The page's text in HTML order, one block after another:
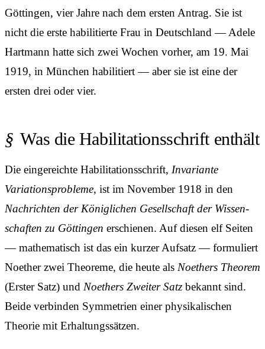
Göttingen, vier Jahre nach dem ersten Antrag. Sie ist
nicht die erste habilitierte Frau in Deutschland — Adele
Hartmann hatte sich zwei Wochen vorher, am 19. Mai
1919, in München habilitiert — aber sie ist eine der
ersten drei oder vier.
Was die Habilitations­schrift enthält
Die eingereichte Habilitations­schrift, Invariante
Variations­probleme, ist im November 1918 in den
Nach­richten der Königlichen Gesellschaft der Wissen­
schaften zu Göttingen erschienen. Auf diesen elf Seiten
— mathematisch ist das ein kurzer Aufsatz — formuliert
Noether zwei Theoreme, die heute als Noethers Theorem
(Erster Satz) und Noethers Zweiter Satz bekannt sind.
Beide verbinden Symmetrien einer physikalischen
Theorie mit Erhaltungssätzen.